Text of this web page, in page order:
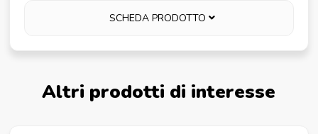
SCHEDA PRODOTTO
Altri prodotti di interesse